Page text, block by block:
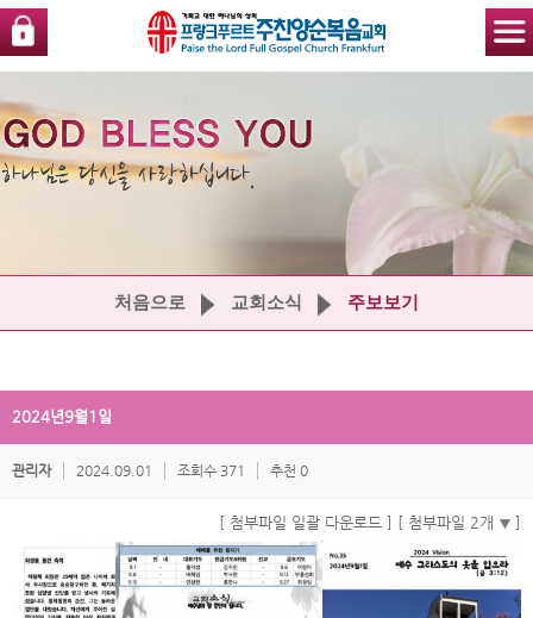
처음으로 교회소식 주보보기
2024년9월1일
관리자 2024.09.01 조회수 371 추천 0
[ 첨부파일 일괄 다운로드 ] [ 첨부파일 2개 ]